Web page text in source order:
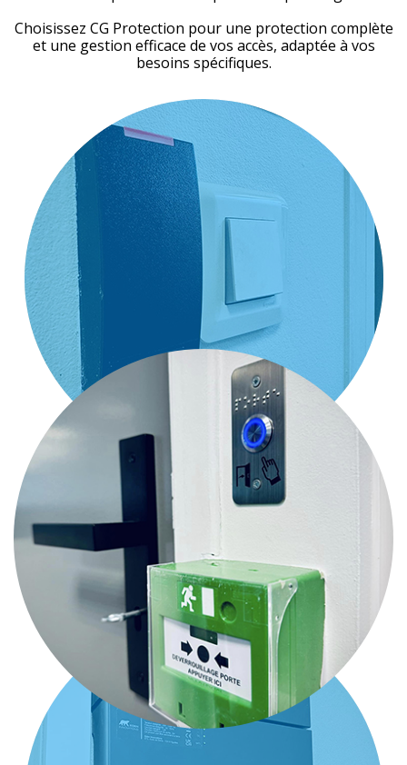
Choisissez CG Protection pour une protection complète
et une gestion efficace de vos accès, adaptée à vos
besoins spécifiques.